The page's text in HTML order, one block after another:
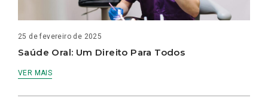
25 de fevereiro de 2025
Saúde Oral: Um Direito Para Todos
VER MAIS